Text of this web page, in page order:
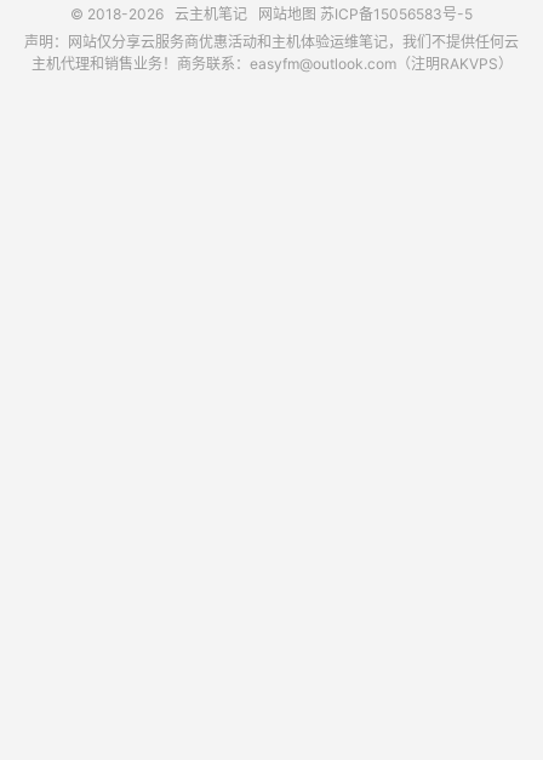
© 2018-2026 云主机笔记 网站地图 苏ICP备15056583号-5
声明：网站仅分享云服务商优惠活动和主机体验运维笔记，我们不提供任何云
主机代理和销售业务！商务联系：easyfm@outlook.com（注明RAKVPS）